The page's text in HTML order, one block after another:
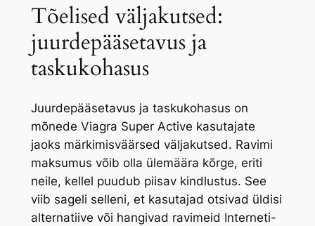
Tõelised väljakutsed:
juurdepääsetavus ja
taskukohasus
Juurdepääsetavus ja taskukohasus on
mõnede Viagra Super Active kasutajate
jaoks märkimisväärsed väljakutsed. Ravimi
maksumus võib olla ülemäära kõrge, eriti
neile, kellel puudub piisav kindlustus. See
viib sageli selleni, et kasutajad otsivad üldisi
alternatiive või hangivad ravimeid Interneti-